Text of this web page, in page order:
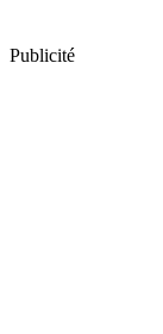
Publicité